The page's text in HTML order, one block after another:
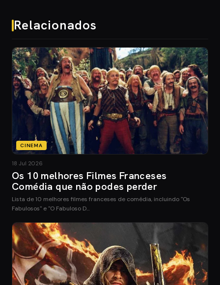
Relacionados
CINEMA
18 Jul 2026
Os 10 melhores Filmes Franceses
Comédia que não podes perder
Lista de 10 melhores filmes franceses de comédia, incluindo "Os
Fabulosos" e "O Fabuloso D…